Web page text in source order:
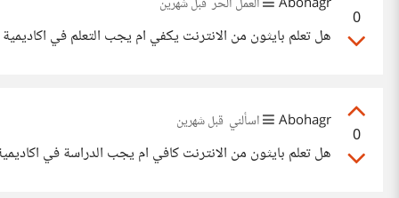
0
قبل شهرين
هل تعلم بايثون من الانترنت يكفي ام يجب التعلم في اكاديمية
0
Abohagr اسألني قبل شهرين
هل تعلم بايثون من الانترنت كافي ام يجب الدراسة في